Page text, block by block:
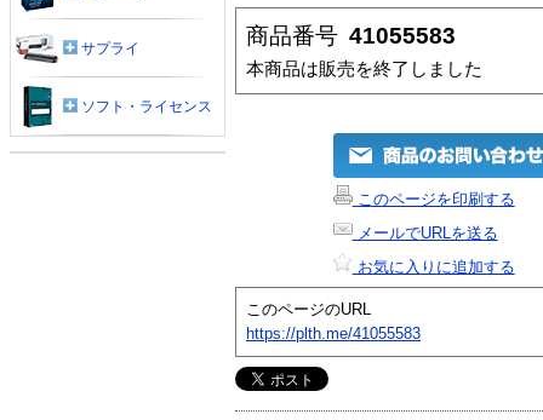
商品番号 41055583
本商品は販売を終了しました
このページを印刷する
メールでURLを送る
お気に入りに追加する
このページのURL
https://plth.me/41055583
サプライ
ソフト・ライセンス